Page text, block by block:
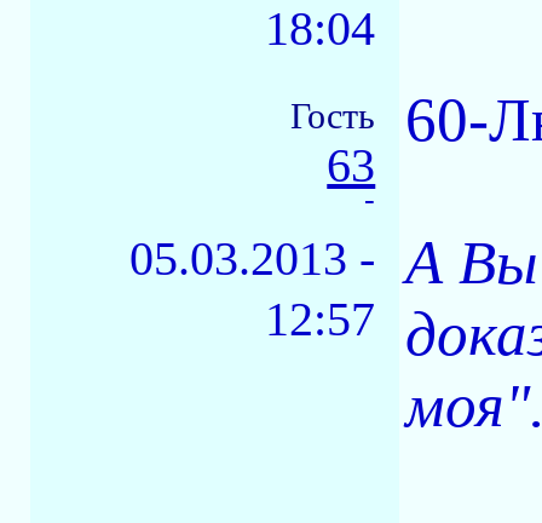
18:04
Гость
63
-
05.03.2013 -
12:57
60-
А Вы